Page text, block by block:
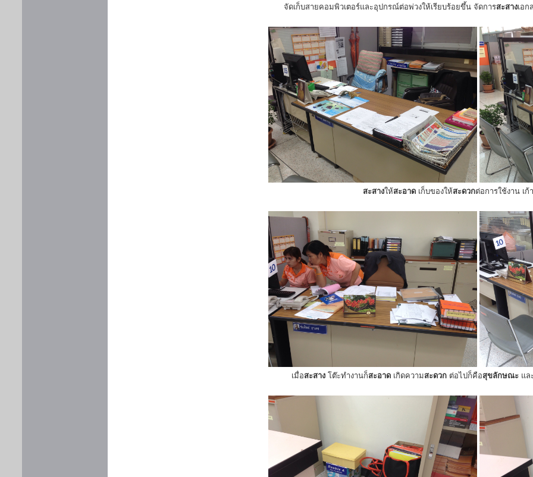
จัดเก็บสายคอมพิวเตอร์และอุปกรณ์ต่อพ่วงให้เรียบร้อยขึ้น จัดการสะสางเอก
สะสางให้สะอาดเก็บของให้สะดวกต่อการใช้งาน เก้
เมื่อสะสางโต๊ะทำงานก็สะอาดเกิดความสะดวกต่อไปก็คือสุขลักษณะ แล